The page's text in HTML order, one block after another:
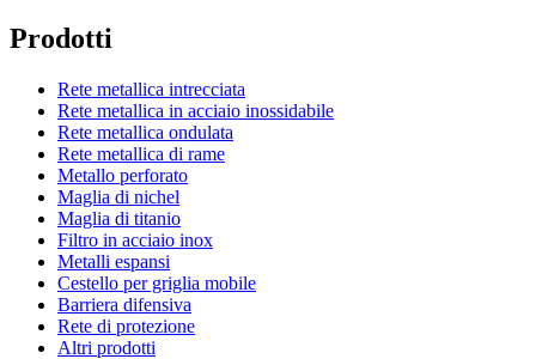
Prodotti
Rete metallica intrecciata
Rete metallica in acciaio inossidabile
Rete metallica ondulata
Rete metallica di rame
Metallo perforato
Maglia di nichel
Maglia di titanio
Filtro in acciaio inox
Metalli espansi
Cestello per griglia mobile
Barriera difensiva
Rete di protezione
Altri prodotti